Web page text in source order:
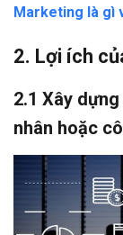
Marketing là gì
2. Lợi ích
2.1 Xây
nhân hoặc